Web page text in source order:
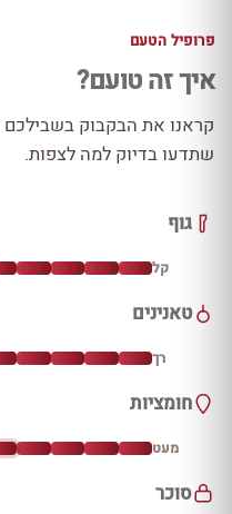
פרופיל הטעם
איך זה טועם?
קראנו את הבקבוק
שתדעו בדיוק למה לצפות.
גוף
קל
טאנינים
רך
חומציות
מעט
סוכר